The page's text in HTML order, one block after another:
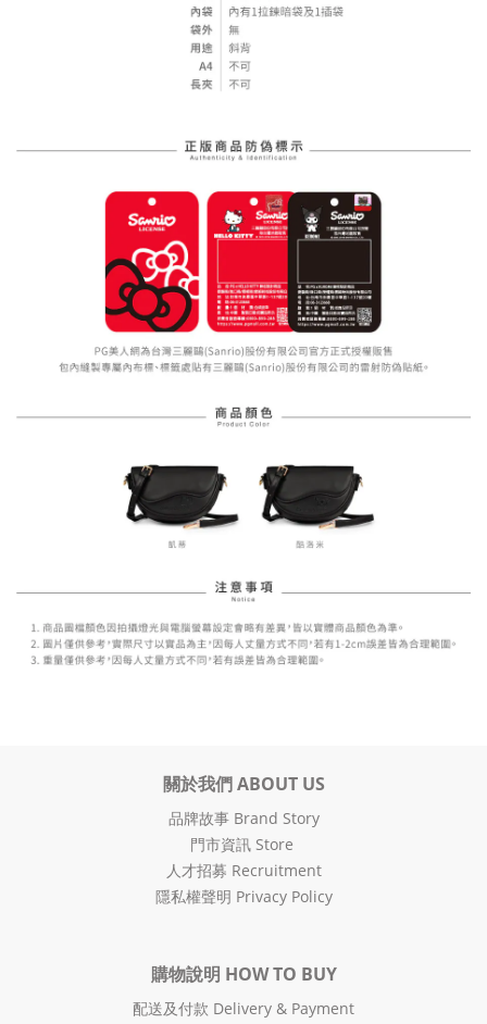
關於我們 ABOUT US
品牌故事 Brand Story
門市資訊 Store
人才招募 Recruitment
隱私權聲明 Privacy Policy
購物說明 HOW TO BUY
配送及付款 Delivery & Payment